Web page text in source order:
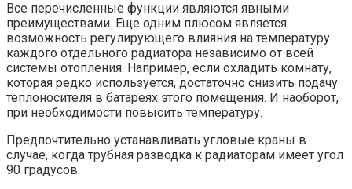
Все перечисленные функции являются явными
преимуществами. Еще одним плюсом является
возможность регулирующего влияния на температуру
каждого отдельного радиатора независимо от всей
системы отопления. Например, если охладить комнату,
которая редко используется, достаточно снизить подачу
теплоносителя в батареях этого помещения. И наоборот,
при необходимости повысить температуру.
Предпочтительно устанавливать угловые краны в
случае, когда трубная разводка к радиаторам имеет угол
90 градусов.